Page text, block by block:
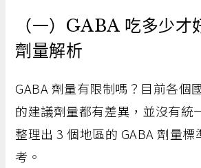
（一）GABA 吃多少
劑量解析
GABA 劑量有限制嗎？目前各個
的建議劑量都有差異，並沒有統
整理出 3 個地區的 GABA 劑量
考。